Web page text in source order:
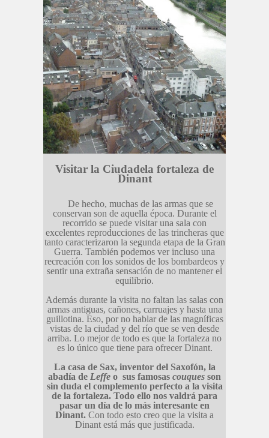
Visitar la Ciudadela fortaleza de
Dinant
De hecho, muchas de las armas que se
conservan son de aquella época. Durante el
recorrido se puede visitar una sala con
excelentes reproducciones de las trincheras que
tanto caracterizaron la segunda etapa de la Gran
Guerra. También podemos ver incluso una
recreación con los sonidos de los bombardeos y
sentir una extraña sensación de no mantener el
equilibrio.
Además durante la visita no faltan las salas con
armas antiguas, cañones, carruajes y hasta una
guillotina. Eso, por no hablar de las magníficas
vistas de la ciudad y del río que se ven desde
arriba. Lo mejor de todo es que la fortaleza no
es lo único que tiene para ofrecer Dinant.
La casa de Sax, inventor del Saxofón, la
abadía de Leffe o sus famosas couques son
sin duda el complemento perfecto a la visita
de la fortaleza. Todo ello nos valdrá para
pasar un día de lo más interesante en
Dinant. Con todo esto creo que la visita a
Dinant está más que justificada.